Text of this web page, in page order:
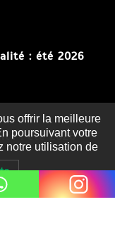
: été 2026
: été 2026
offrir la meilleure
poursuivant votre
notre utilisation de